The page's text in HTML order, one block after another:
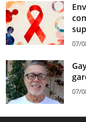
07/
07/